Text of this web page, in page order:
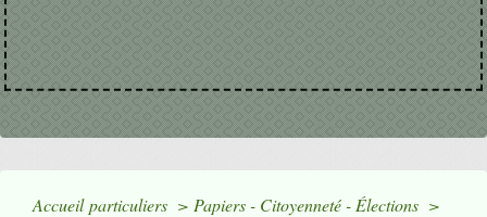
Accueil particuliers > Papiers - Citoyenneté - Élections >